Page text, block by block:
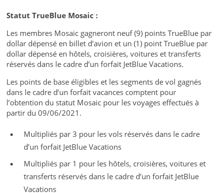
Statut TrueBlue Mosaic :
Les membres Mosaic gagneront neuf (9) points TrueBlue par
dollar dépensé en billet d’avion et un (1) point TrueBlue par
dollar dépensé en hôtels, croisières, voitures et transferts
réservés dans le cadre d’un forfait JetBlue Vacations.
Les points de base éligibles et les segments de vol gagnés
dans le cadre d’un forfait vacances comptent pour
l’obtention du statut Mosaic pour les voyages effectués à
partir du 09/06/2021.
Multipliés par 3 pour les vols réservés dans le cadre
d’un forfait JetBlue Vacations
Multipliés par 1 pour les hôtels, croisières, voitures et
transferts réservés dans le cadre d’un forfait JetBlue
Vacations